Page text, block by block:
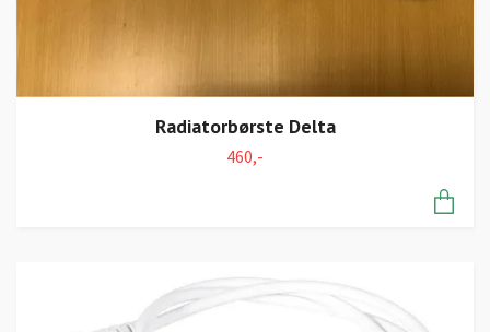
Radiatorbørste Delta
460,-